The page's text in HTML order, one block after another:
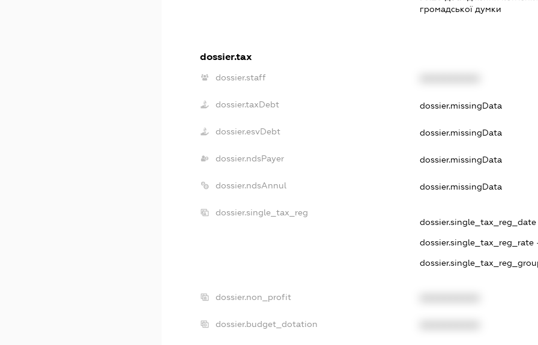
громадської думки
dossier.tax
dossier.staff
dossier.taxDebt dossier.missingData
dossier.esvDebt dossier.missingData
dossier.ndsPayer dossier.missingData
dossier.ndsAnnul dossier.missingData
dossier.single_tax_reg
dossier.single_tax_reg_date
dossier.single_tax_reg_rate
dossier.non_profit
dossier.budget_dotation